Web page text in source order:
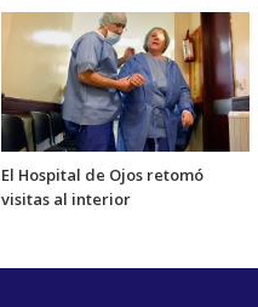
El Hospital de Ojos retomó
visitas al interior